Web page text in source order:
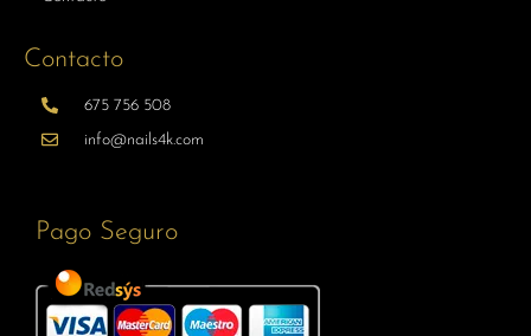
Contacto
675 756 508
info@nails4k.com
Pago Seguro